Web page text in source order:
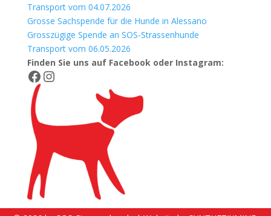
Transport vom 04.07.2026
Grosse Sachspende für die Hunde in Alessano
Grosszügige Spende an SOS-Strassenhunde
Transport vom 06.05.2026
Finden Sie uns auf Facebook oder Instagram:
Facebook
Instagram